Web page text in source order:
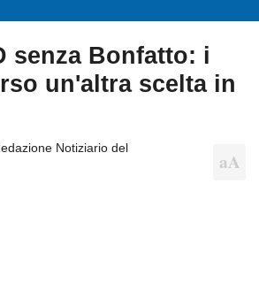
senza Bonfatto: i
un'altra scelta in
Notiziario del